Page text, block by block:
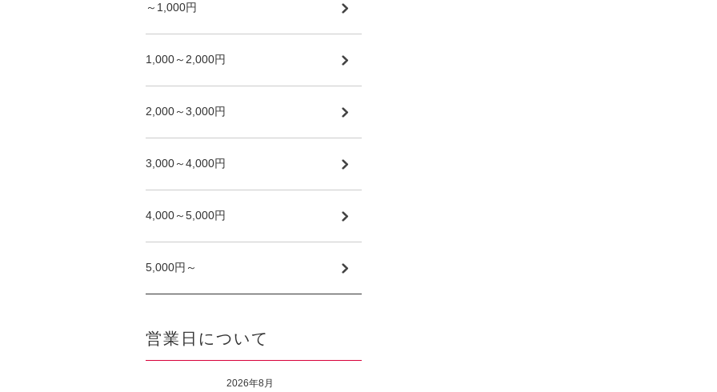
～1,000円
1,000～2,000円
2,000～3,000円
3,000～4,000円
4,000～5,000円
5,000円～
営業日について
2026年8月